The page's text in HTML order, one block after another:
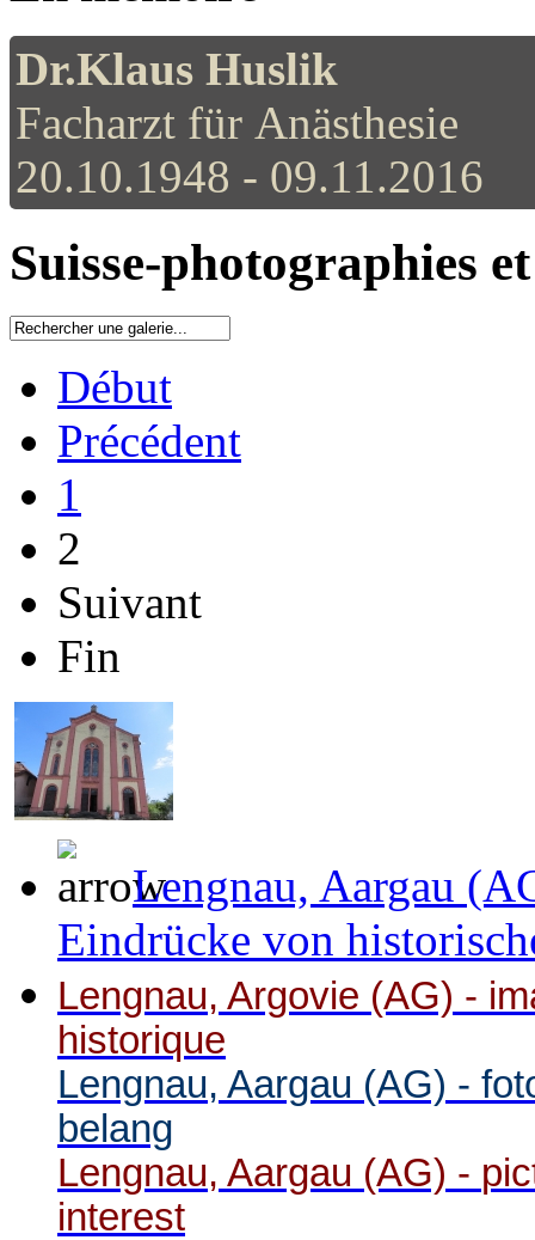
Dr.Klaus Huslik
Facharzt für Anästhesie
20.10.1948 - 09.11.2016
Suisse-photographies
Début
Précédent
1
2
Suivant
Fin
Lengnau, Aargau
Eindrücke von
Lengnau, Argovie (AG) -
historique
Lengnau, Aargau (AG) -
belang
Lengnau, Aargau (AG) -
interest